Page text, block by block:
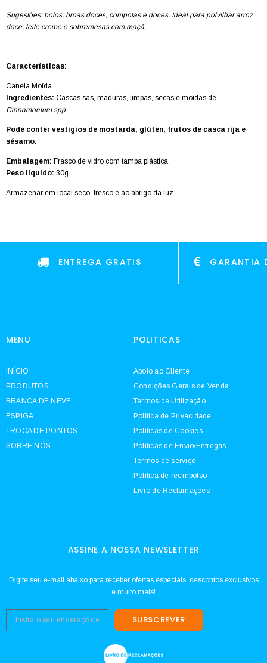
Sugestões: bolos, broas doces, compotas e doces. Ideal para polvilhar arroz
doce, leite creme e sobremesas com maçã.
Características:
Canela Moída
Ingredientes: Cascas sãs, maduras, limpas, secas e moídas de
Cinnamomum spp.
Pode conter vestígios de mostarda, glúten, frutos de casca rija e
sésamo.
Embalagem: Frasco de vidro com tampa plástica.
Peso líquido: 30g.
Armazenar em local seco, fresco e ao abrigo da luz.
ENTREGA GRATIS GARANTIA
MENU
INÍCIO
PRODUTOS
BRANCA DE NEVE
ESPIGA
TROCA DE PONTOS
SOBRE NÓS
POLITICAS
Apoio ao Cliente
Condições Gerais de Venda
Termos de Utilização
Política de Privacidade
Políticas de Cookies
Políticas de Envio/Entregas
Termos de serviço
Política de reembolso
Livro de Reclamações
ASSINE A NOSSA NEWSLETTER
Digite seu e-mail abaixo para receber ofertas especiais, descontos exclusivos
e muito mais!
SUBSCREVER